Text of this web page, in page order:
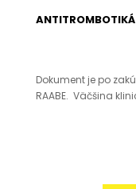
Dokument je po
RAABE. Väčšina